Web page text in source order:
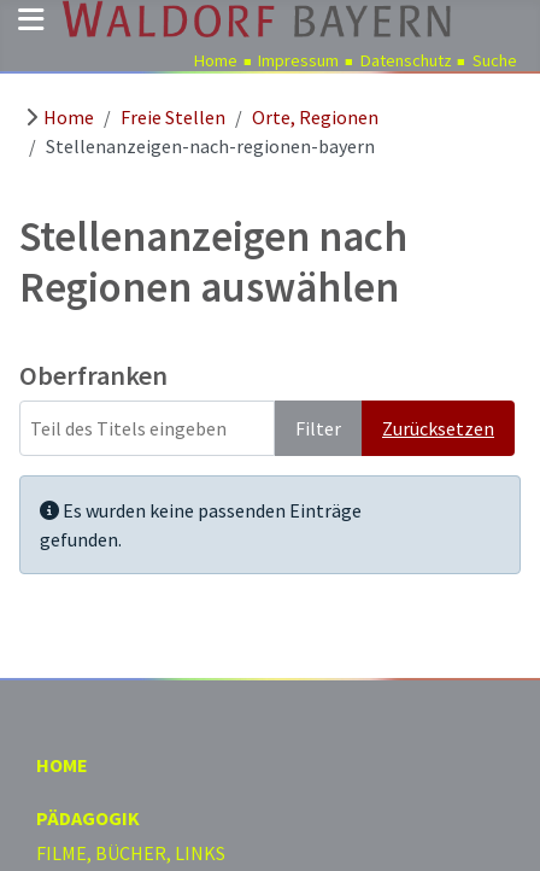
Pädagogik
Kindergärten
Schulen
Ausbildung
Stellen
Aktuelles
Home Impressum Datenschutz Suche
Home Freie Stellen
Orte, Regionen
Stellenanzeigen-nach-regionen-bayern
Stellenanzeigen nach
Regionen auswählen
Oberfranken
Filter Zurücksetzen
Information
Es wurden keine passenden Einträge
gefunden.
HOME
PÄDAGOGIK
FILME, BÜCHER, LINKS